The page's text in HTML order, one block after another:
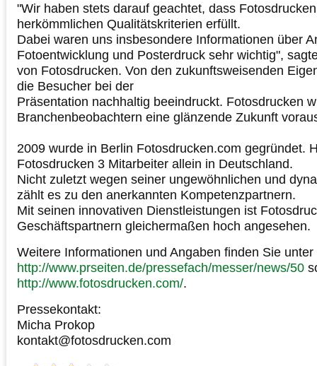
"Wir haben stets darauf geachtet, dass
herkömmlichen Qualitätskriterien erfüllt.
Dabei waren uns insbesondere Informationen über
Fotoentwicklung und Posterdruck sehr wichtig",
von Fotosdrucken. Von den zukunftsweisenden
die Besucher bei der
Präsentation nachhaltig beeindruckt. Fotosdrucken
Branchenbeobachtern eine glänzende Zukunft
2009 wurde in Berlin Fotosdrucken.com gegründet.
Fotosdrucken 3 Mitarbeiter allein in Deutschland.
Nicht zuletzt wegen seiner ungewöhnlichen und
zählt es zu den anerkannten Kompetenzpartnern.
Mit seinen innovativen Dienstleistungen ist
Geschäftspartnern gleichermaßen hoch angesehen.
Weitere Informationen und Angaben finden Sie unter
http://www.prseiten.de/pressefach/messer/news/50
http://www.fotosdrucken.com/.
Pressekontakt:
Micha Prokop
kontakt@fotosdrucken.com